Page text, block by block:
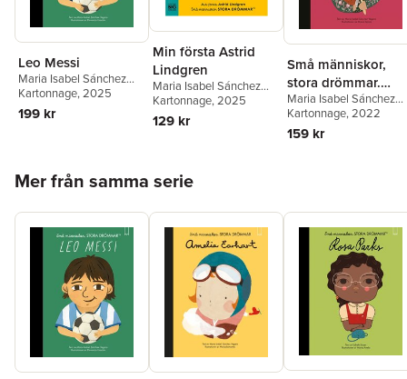
Leo Messi
Maria Isabel Sánchez
Vegara
Kartonnage, 2025
199 kr
Min första Astrid
Lindgren
Maria Isabel Sánchez
Vegara
Kartonnage, 2025
129 kr
Små människor,
stora drömmar.
Malala Yousafzai
Maria Isabel Sánchez
Vegara
Kartonnage, 2022
159 kr
Mer från samma serie